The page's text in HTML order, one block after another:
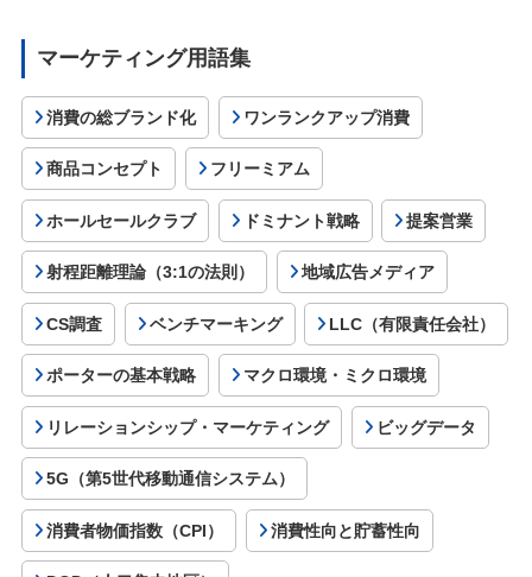
マーケティング用語集
消費の総ブランド化 ワンランクアップ消費
商品コンセプト フリーミアム
ホールセールクラブ ドミナント戦略 提案営業
射程距離理論（3:1の法則） 地域広告メディア
CS調査 ベンチマーキング LLC（有限責任会社）
ポーターの基本戦略 マクロ環境・ミクロ環境
リレーションシップ・マーケティング ビッグデータ
5G（第5世代移動通信システム）
消費者物価指数（CPI） 消費性向と貯蓄性向